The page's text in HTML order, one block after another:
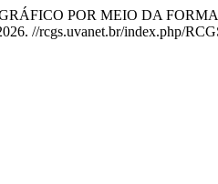
POR MEIO DA
//rcgs.uvanet.br/index.php/